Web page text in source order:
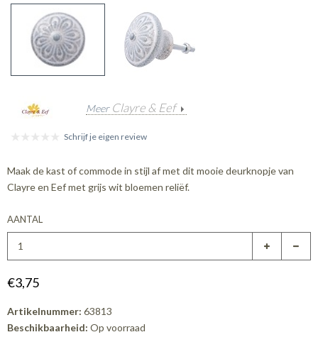
Meer Clayre & Eef
Schrijf je eigen review
Maak de kast of commode in stijl af met dit mooie deurknopje van
Clayre en Eef met grijs wit bloemen reliëf.
AANTAL
€3,75
Artikelnummer: 63813
Beschikbaarheid: Op voorraad